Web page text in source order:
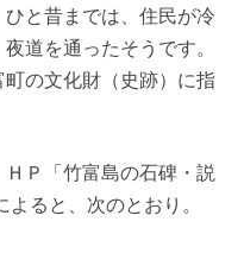
と昔までは、住民が冷
道を通ったそうです。
の文化財（史跡）に指
Ｐ「竹富島の石碑・説
ると、次のとおり。